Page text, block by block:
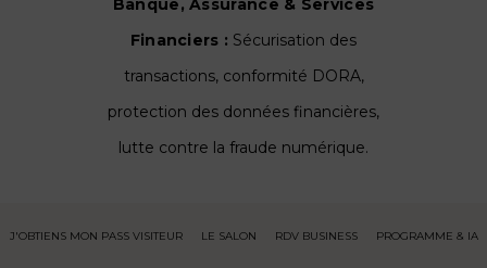
Banque, Assurance & Services
Financiers : Sécurisation des
transactions, conformité DORA,
protection des données financières,
lutte contre la fraude numérique.
J'OBTIENS MON PASS VISITEUR LE SALON RDV BUSINESS PROGRAMME & IA